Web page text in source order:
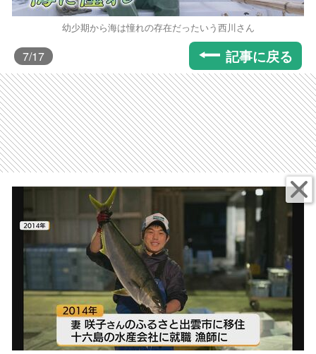
幼少期から海は憧れの存在だったいう西川さん
7/17 記事に戻る